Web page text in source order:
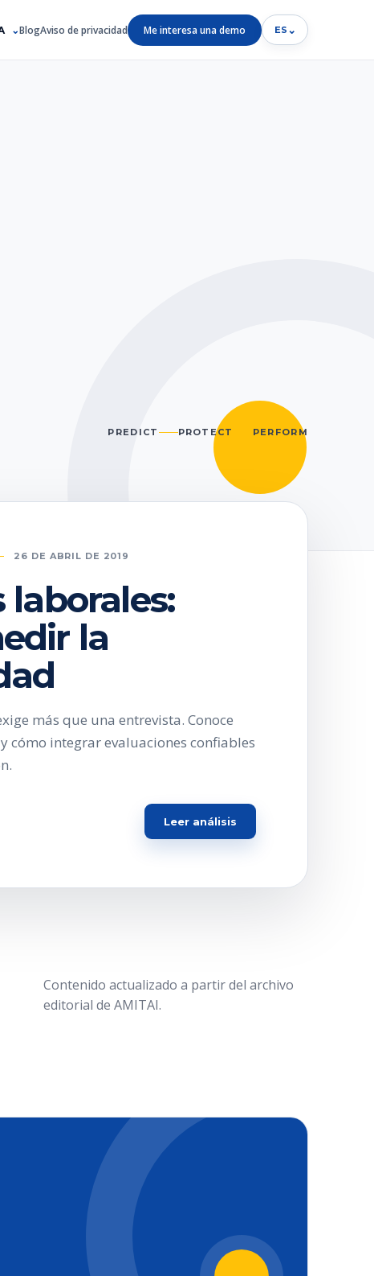
BlogAviso de privacidad Me interesa una demo ES ⌄
PREDICT PROTECT PERFORM
26 DE ABRIL DE 2019
laborales:
la
más que una entrevista. Conoce
cómo integrar evaluaciones confiables
Leer análisis
Contenido actualizado a partir del archivo
editorial de AMITAI.